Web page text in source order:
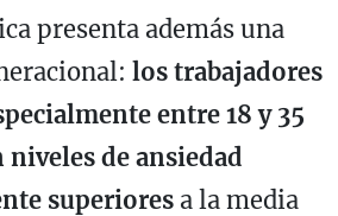
presenta además una
los trabajadores
entre 18 y 35
de ansiedad
superiores a la media